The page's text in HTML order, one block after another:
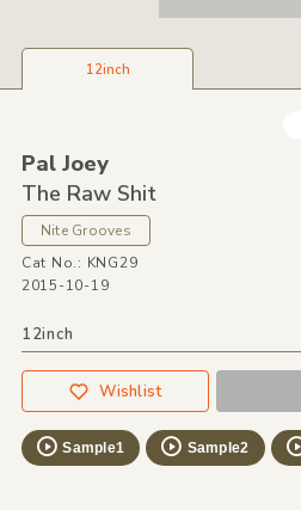
12inch
Pal Joey
The Raw Shit
Nite Grooves
Cat No.: KNG29
2015-10-19
12inch
Wishlist
Sample1 Sample2